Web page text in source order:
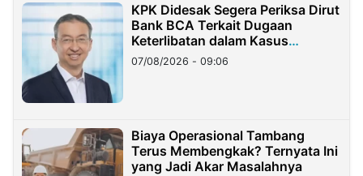
KPK Didesak Segera Periksa Dirut
Bank BCA Terkait Dugaan
Keterlibatan dalam Kasus
Hilangnya Dana Nasabah Rp2,58
Miliar
07/08/2026 - 09:06
Biaya Operasional Tambang
Terus Membengkak? Ternyata Ini
yang Jadi Akar Masalahnya